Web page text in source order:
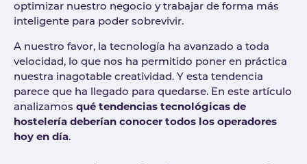
optimizar nuestro negocio y trabajar de forma más
inteligente para poder sobrevivir.
A nuestro favor, la tecnología ha avanzado a toda
velocidad, lo que nos ha permitido poner en práctica
nuestra inagotable creatividad. Y esta tendencia
parece que ha llegado para quedarse. En este artículo
analizamos qué tendencias tecnológicas de
hostelería deberían conocer todos los operadores
hoy en día.